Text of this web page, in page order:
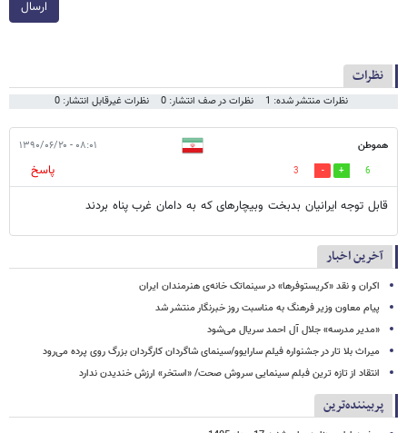
ارسال
نظرات
نظرات منتشر شده: 1 نظرات در صف انتشار: 0 نظرات غیرقابل انتشار: 0
هموطن ۰۸:۰۱ - ۱۳۹۰/۰۶/۲۰
6
3
پاسخ
قابل توجه ایرانیان بدبخت وبیچارهای که به دامان غرب پناه بردند
آخرین اخبار
اکران و نقد «کریستوفرها» در سینماتک خانه‌ی هنرمندان ایران
پیام معاون وزیر فرهنگ به مناسبت روز خبرنگار منتشر شد
«مدیر مدرسه» جلال آل احمد سریال می‌شود
میراث بلا تار در جشنواره فیلم سارایوو/سینمای شاگردان کارگردان بزرگ روی پرده می‌رود
انتقاد از تازه ترین فبلم سینمایی سروش صحت/ «استخر» ارزش خندیدن ندارد
پربیننده‌ترین